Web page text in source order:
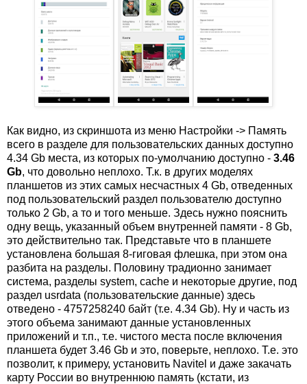
Как видно, из скриншота из меню Настройки -> Память
всего в разделе для пользовательских данных доступно
4.34 Gb места, из которых по-умолчанию доступно - 3.46
Gb, что довольно неплохо. Т.к. в других моделях
планшетов из этих самых несчастных 4 Gb, отведенных
под пользовательский раздел пользователю доступно
только 2 Gb, а то и того меньше. Здесь нужно пояснить
одну вещь, указанный объем внутренней памяти - 8 Gb,
это действительно так. Представьте что в планшете
установлена большая 8-гиговая флешка, при этом она
разбита на разделы. Половину традионно занимает
система, разделы system, cache и некоторые другие, под
раздел usrdata (пользовательские данные) здесь
отведено - 4757258240 байт (т.е. 4.34 Gb). Ну и часть из
этого объема занимают данные установленных
приложений и т.п., т.е. чистого места после включения
планшета будет 3.46 Gb и это, поверьте, неплохо. Т.е. это
позволит, к примеру, установить Navitel и даже закачать
карту России во внутреннюю память (кстати, из